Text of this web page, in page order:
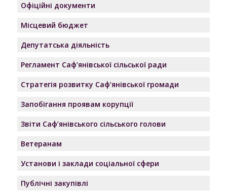
Офіційні документи
Місцевий бюджет
Депутатська діяльність
Регламент Саф’янівської сільської ради
Стратегія розвитку Саф’янівської громади
Запобігання проявам корупції
Звіти Саф’янівського сільського голови
Ветеранам
Установи і заклади соціальної сфери
Публічні закупівлі